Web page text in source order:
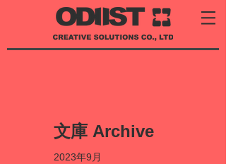
​文庫 Archive
2023年9月